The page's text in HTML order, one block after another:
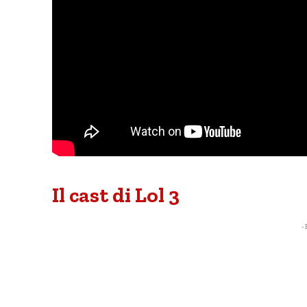
Il cast di Lol 3
-